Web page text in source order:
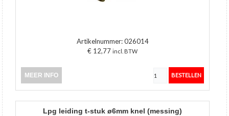
Artikelnummer:026014
€ 12,77 incl. BTW
MEER INFO
lpg leiding t-stuk ø6mm knel (messing)